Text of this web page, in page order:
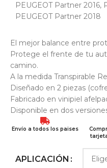
PEUGEOT Partner 2016,
PEUGEOT Partner 2018
El mejor balance entre
Protege el frente de tu
camino.
A la medida Transpirable
Diseñado en 2 piezas
Fabricado en vinipiel
Disponible en dos
Envío a todos los paises
APLICACIÓN